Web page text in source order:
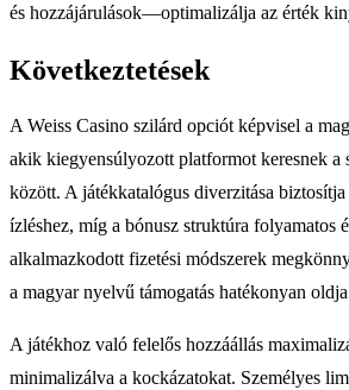
és hozzájárulások—optimalizálja az érték
Következtetések
A Weiss Casino szilárd opciót képvisel a
akik kiegyensúlyozott platformot keresnek a
között. A játékkatalógus diverzitása
ízléshez, míg a bónusz struktúra folyamatos
alkalmazkodott fizetési módszerek
a magyar nyelvű támogatás hatékonyan
A játékhoz való felelős hozzáállás
minimalizálva a kockázatokat. Személyes